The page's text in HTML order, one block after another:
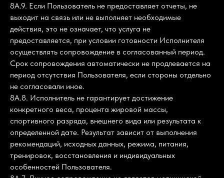
8А.9. Если Пользователь не предоставляет отчеты, не
выходит на связь или не выполняет необходимые
действия, это не означает, что услуга не
предоставляется, при условии готовности Исполнителя
осуществлять сопровождение в согласованный период.
Срок сопровождения автоматически не продлевается на
период отсутствия Пользователя, если стороны отдельно
не согласовали иное.
8А.8. Исполнитель не гарантирует достижение
конкретного веса, процента жировой массы,
спортивного разряда, внешнего вида или результата к
определенной дате. Результат зависит от выполнения
рекомендаций, исходных данных, режима, питания,
тренировок, восстановления и индивидуальных
особенностей Пользователя.